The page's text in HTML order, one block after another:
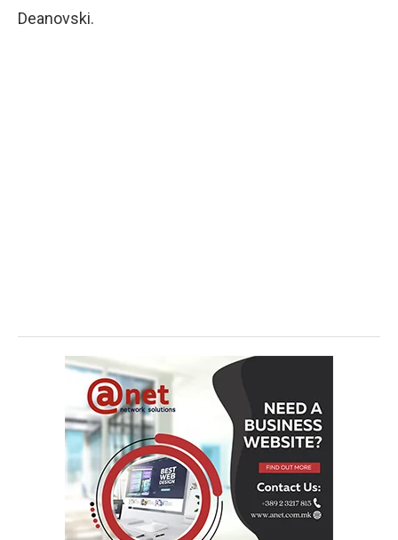
Deanovski.